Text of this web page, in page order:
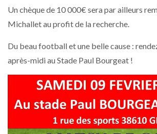
Un chèque de 10 000€ sera par ailleurs
Michallet au profit de la recherche.
Du beau football et une belle cause :
après-midi au Stade Paul Bourgeat !